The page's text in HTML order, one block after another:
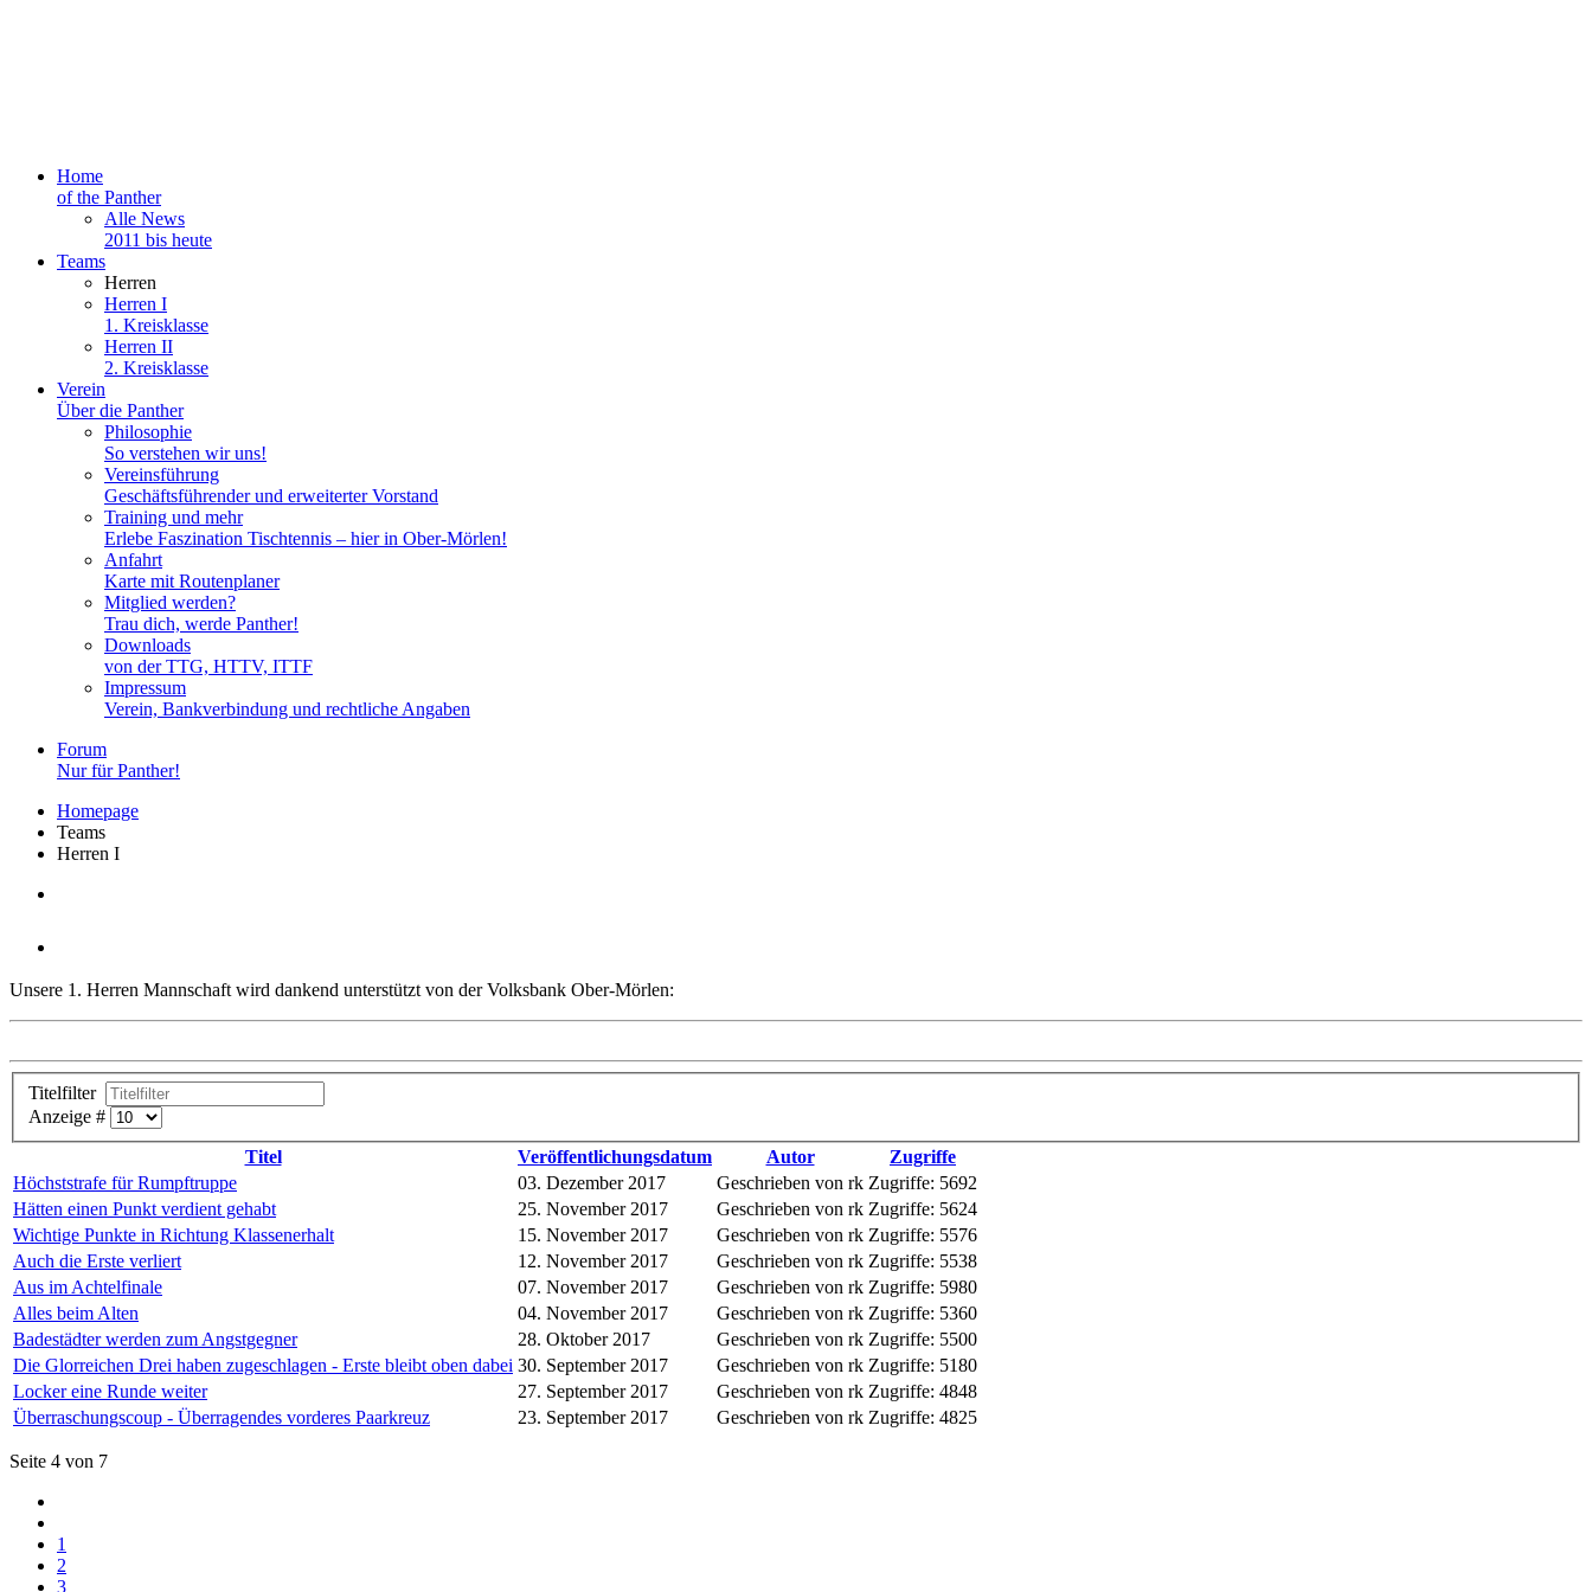
Home
of the Panther
Alle News
2011 bis heute
Teams
Herren
Herren I
1. Kreisklasse
Herren II
2. Kreisklasse
Verein
Über die Panther
Philosophie
So verstehen wir uns!
Vereinsführung
Geschäftsführender und erweiterter Vorstand
Training und mehr
Erlebe Faszination Tischtennis – hier in Ober-Mörlen!
Anfahrt
Karte mit Routenplaner
Mitglied werden?
Trau dich, werde Panther!
Downloads
von der TTG, HTTV, ITTF
Impressum
Verein, Bankverbindung und rechtliche Angaben
Forum
Nur für Panther!
Homepage
Teams
Herren I
Unsere 1. Herren Mannschaft wird dankend unterstützt von der Volksbank Ober-Mörlen:
Titelfilter
Anzeige #
Titel
Veröffentlichungsdatum Autor
Zugriffe
Höchststrafe für Rumpftruppe
03. Dezember 2017 Geschrieben von rk Zugriffe: 5692
Hätten einen Punkt verdient gehabt
25. November 2017 Geschrieben von rk Zugriffe: 5624
Wichtige Punkte in Richtung Klassenerhalt
15. November 2017 Geschrieben von rk Zugriffe: 5576
Auch die Erste verliert
12. November 2017 Geschrieben von rk Zugriffe: 5538
Aus im Achtelfinale
07. November 2017 Geschrieben von rk Zugriffe: 5980
Alles beim Alten
04. November 2017 Geschrieben von rk Zugriffe: 5360
Badestädter werden zum Angstgegner
28. Oktober 2017 Geschrieben von rk Zugriffe: 5500
Die Glorreichen Drei haben zugeschlagen - Erste bleibt oben dabei 30. September 2017 Geschrieben von rk Zugriffe: 5180
Locker eine Runde weiter
27. September 2017 Geschrieben von rk Zugriffe: 4848
Überraschungscoup - Überragendes vorderes Paarkreuz
23. September 2017 Geschrieben von rk Zugriffe: 4825
Seite 4 von 7
1
2
3